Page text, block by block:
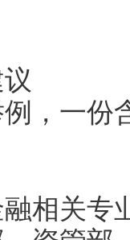
，一份
相关专